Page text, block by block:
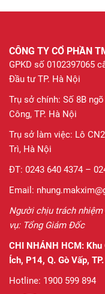
CÔNG TY CỔ PHẦN
GPKD số 0102397065
Đầu tư TP. Hà Nội
Trụ sở chính: Số 8B
Công, TP. Hà Nội
Trụ sở làm việc: Lô
Trì, Hà Nội
ĐT: 0243 640 4374 –
Email:
Người chịu trách nhiệm
vụ: Tổng Giám Đốc
CHI NHÁNH HCM:
Ích, P14, Q. Gò Vấp,
Hotline: 1900 599 894